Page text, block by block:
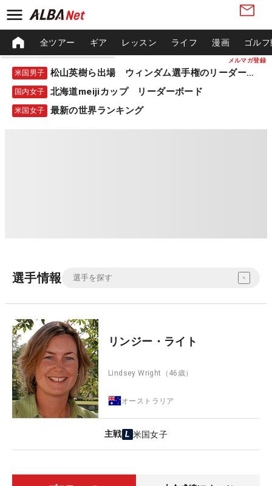
メルマガ登録
全ツアー ギア レッスン ライフ 漫画 ゴル
米国男子 松山英樹ら出場 ウィンダム選手権のリーダーボード
国内女子 北海道meijiカップ リーダーボード
米国女子 最新の世界ランキング
選手情報
リンジー・ライト
Lindsey Wright （46歳）
オーストラリア
主戦 米国女子